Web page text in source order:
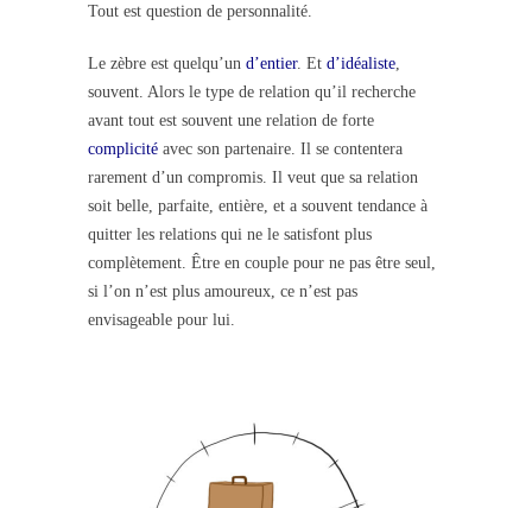
Tout est question de personnalité.
Le zèbre est quelqu’un d’entier. Et d’idéaliste
souvent. Alors le type de relation qu’il recherche
avant tout est souvent une relation de forte
complicité avec son partenaire. Il se contentera
rarement d’un compromis. Il veut que sa relation
soit belle, parfaite, entière, et a souvent tendance à
quitter les relations qui ne le satisfont plus
complètement. Être en couple pour ne pas être seul,
si l’on n’est plus amoureux, ce n’est pas
envisageable pour lui.